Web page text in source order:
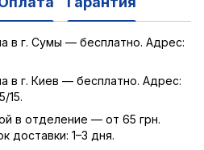
в г. Сумы — бесплатно. Адрес:
в г. Киев — бесплатно. Адрес:
15.
в отделение — от 65 грн.
доставки: 1–3 дня.